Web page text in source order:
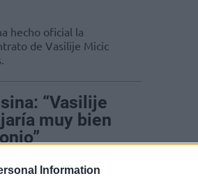
Information
hecho oficial la
de Vasilije Micic
“Vasilije
muy bien